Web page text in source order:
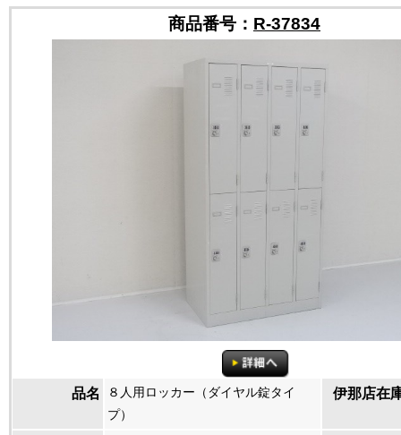
商品番号： R-37834
品名
８人用ロッカー（ダイヤル錠タイ
プ）
伊那店在